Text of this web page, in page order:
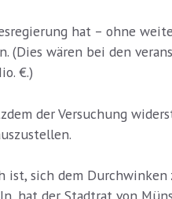
hat – ohne
(Dies wären bei den
€.)
der Versuchung
ist, sich dem